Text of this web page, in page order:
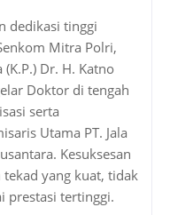
dedikasi tinggi
Mitra Polri,
Dr. H. Katno
Doktor di tengah
serta
Utama PT. Jala
Kesuksesan
yang kuat, tidak
prestasi tertinggi.